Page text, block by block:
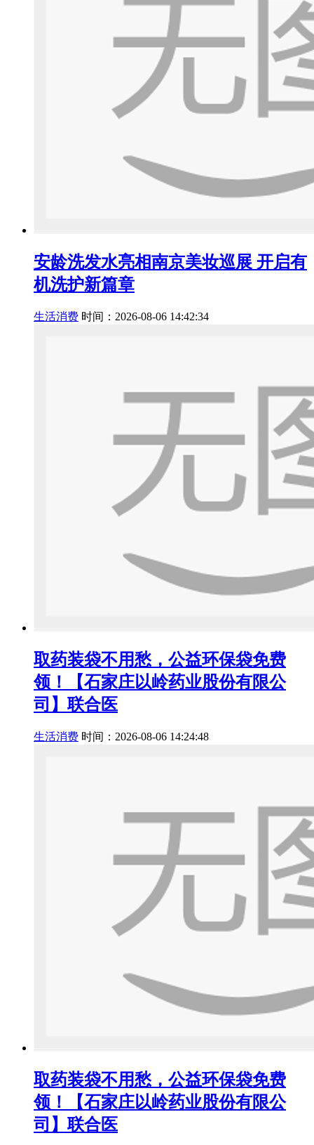
安龄洗发水亮相南京美妆巡展 开启有
机洗护新篇章
生活消费 时间：2026-08-06 14:42:34
取药装袋不用愁，公益环保袋免费
领！【石家庄以岭药业股份有限公
司】联合医
生活消费 时间：2026-08-06 14:24:48
取药装袋不用愁，公益环保袋免费
领！【石家庄以岭药业股份有限公
司】联合医